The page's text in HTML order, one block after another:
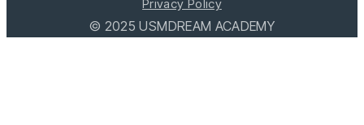
Privacy Policy
© 2025 USMDREAM ACADEMY